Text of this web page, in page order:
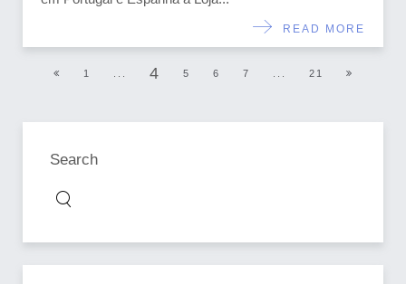
READ MORE
1 4 5 6 7 21
Search